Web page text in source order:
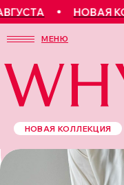
НОВАЯ
МЕНЮ
НОВАЯ КОЛЛЕКЦИЯ